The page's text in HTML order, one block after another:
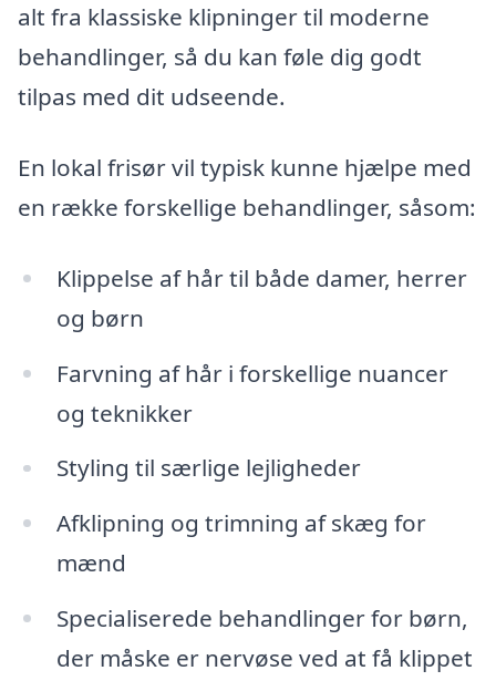
alt fra klassiske klipninger til moderne
behandlinger, så du kan føle dig godt
tilpas med dit udseende.
En lokal frisør vil typisk kunne hjælpe med
en række forskellige behandlinger, såsom:
Klippelse af hår til både damer, herrer
og børn
Farvning af hår i forskellige nuancer
og teknikker
Styling til særlige lejligheder
Afklipning og trimning af skæg for
mænd
Specialiserede behandlinger for børn,
der måske er nervøse ved at få klippet